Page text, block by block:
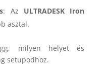
: Az ULTRADESK Iron
asztal.
milyen helyet és
setupodhoz.